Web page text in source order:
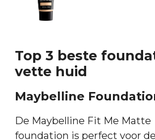
Top 3 beste
vette huid
Maybelline
De Maybelline Fit Me Matte
foundation is perfect voor